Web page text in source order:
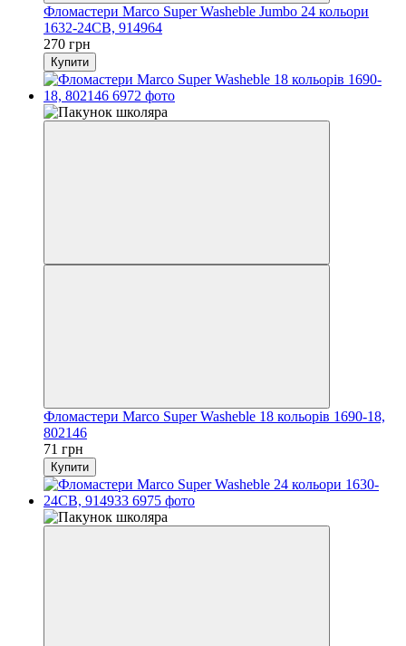
Фломастери Marco Super Washeble Jumbo 24 кольори
1632-24CB, 914964
270 грн
Купити
Фломастери Marco Super Washeble 18 кольорів 1690-18,
802146
71 грн
Купити